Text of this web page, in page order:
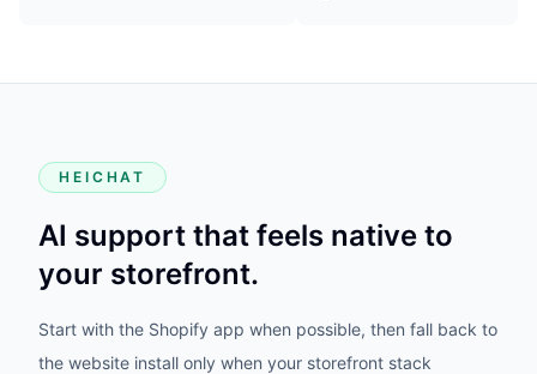
HEICHAT
AI support that feels native to
your storefront.
Start with the Shopify app when possible, then fall back to
the website install only when your storefront stack